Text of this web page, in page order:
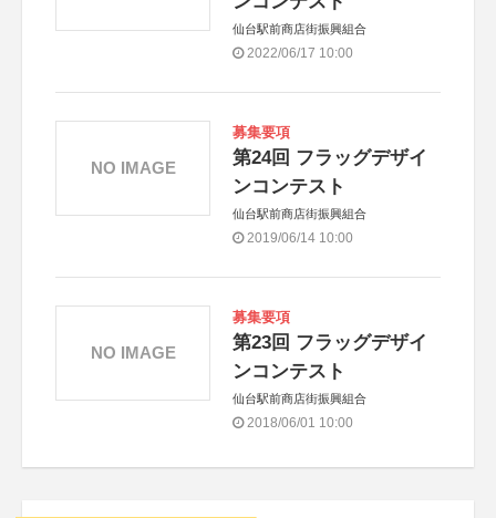
仙台駅前商店街振興組合
2022/06/17 10:00
募集要項
第24回 フラッグデザイ
ンコンテスト
仙台駅前商店街振興組合
2019/06/14 10:00
NO IMAGE
募集要項
第23回 フラッグデザイ
ンコンテスト
仙台駅前商店街振興組合
2018/06/01 10:00
NO IMAGE